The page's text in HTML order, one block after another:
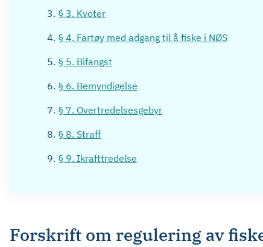
§ 3. Kvoter
§ 4. Fartøy med adgang til å fiske i NØS
§ 5. Bifangst
§ 6. Bemyndigelse
§ 7. Overtredelsesgebyr
§ 8. Straff
§ 9. Ikrafttredelse
Forskrift om regulering av